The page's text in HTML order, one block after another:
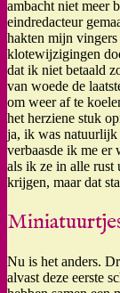
ambacht niet meer
eindredacteur
hakten mijn
klotewijzigingen
dat ik niet betaald
van woede de
om weer af te
het herziene stuk
ja, ik was natuurlijk
verbaasde ik me er
als ik ze in alle rust
krijgen, maar dat
Nu is het anders.
alvast deze eerste